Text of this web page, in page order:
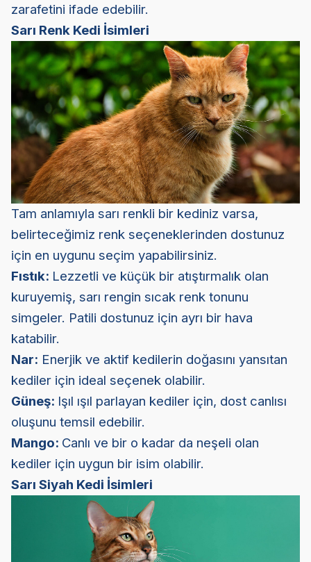
zarafetini ifade edebilir.
Sarı Renk Kedi İsimleri
Tam anlamıyla sarı renkli bir kediniz varsa,
belirteceğimiz renk seçeneklerinden dostunuz
için en uygunu seçim yapabilirsiniz.
Fıstık: Lezzetli ve küçük bir atıştırmalık olan
kuruyemiş, sarı rengin sıcak renk tonunu
simgeler. Patili dostunuz için ayrı bir hava
katabilir.
Nar: Enerjik ve aktif kedilerin doğasını yansıtan
kediler için ideal seçenek olabilir.
Güneş: Işıl ışıl parlayan kediler için, dost canlısı
oluşunu temsil edebilir.
Mango: Canlı ve bir o kadar da neşeli olan
kediler için uygun bir isim olabilir.
Sarı Siyah Kedi İsimleri